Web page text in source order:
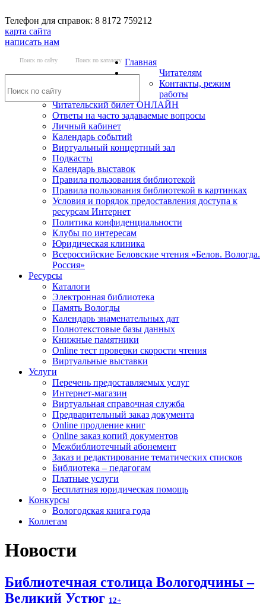
Телефон для справок: 8 8172 759212
карта сайта
написать нам
Поиск по сайту Поиск по каталогу Главная
Читателям
Контакты, режим
работы
Читательский билет ОНЛАЙН
Ответы на часто задаваемые вопросы
Личный кабинет
Календарь событий
Виртуальный концертный зал
Подкасты
Календарь выставок
Правила пользования библиотекой
Правила пользования библиотекой в картинках
Условия и порядок предоставления доступа к
ресурсам Интернет
Политика конфиденциальности
Клубы по интересам
Юридическая клиника
Всероссийские Беловские чтения «Белов. Вологда.
Россия»
Ресурсы
Каталоги
Электронная библиотека
Память Вологды
Календарь знаменательных дат
Полнотекстовые базы данных
Книжные памятники
Online тест проверки скорости чтения
Виртуальные выставки
Услуги
Перечень предоставляемых услуг
Интернет-магазин
Виртуальная справочная служба
Предварительный заказ документа
Online продление книг
Online заказ копий документов
Межбиблиотечный абонемент
Заказ и редактирование тематических списков
Библиотека – педагогам
Платные услуги
Бесплатная юридическая помощь
Конкурсы
Вологодская книга года
Коллегам
Новости
Библиотечная столица Вологодчины –
Великий Устюг 12+